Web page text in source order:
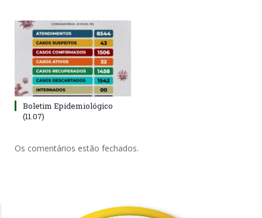
Boletim Epidemiológico
(11.07)
Os comentários estão fechados.